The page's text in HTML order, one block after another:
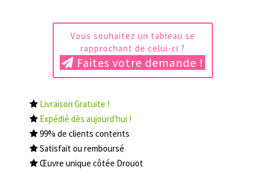
Vous souhaitez un tableau se
rapprochant de celui-ci ?
Faites votre demande !
Livraison Gratuite !
Expédié dès aujourd'hui !
99% de clients contents
Satisfait ou remboursé
Œuvre unique côtée Drouot